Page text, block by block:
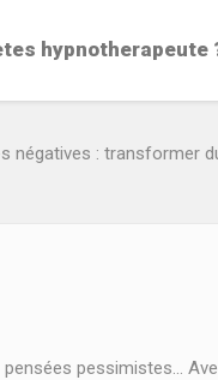
hypnotherapeute
négatives : transformer
pessimistes…